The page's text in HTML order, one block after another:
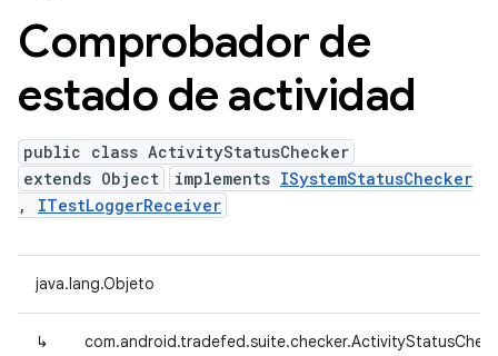
Comprobador de
estado de actividad
public class ActivityStatusChecker
extends Object
implements ISystemStatusChecker
, ITestLoggerReceiver
java.lang.Objeto
↳